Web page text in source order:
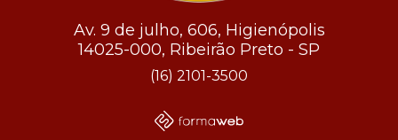
Av. 9 de julho, 606, Higienópolis
14025-000, Ribeirão Preto - SP
(16) 2101-3500